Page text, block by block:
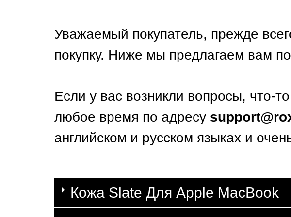
Уважаемый покупатель, прежде
покупку. Ниже мы предлагаем вам
Если у вас возникли вопросы, что-
любое время по адресу
английском и русском языках и
Кожа Slate Для Apple MacBook